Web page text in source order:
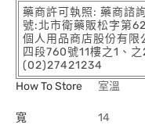
藥商許可執照: 藥商諮
號:北市衛藥販松字第
個人用品商店股份有
四段760號11樓之1、
(02)27421234
How To Store
室溫
寬 14